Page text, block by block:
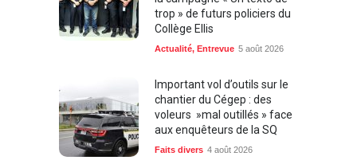
trop » de futurs policiers du
Collège Ellis
Actualité, Entrevue 5 août 2026
Important vol d’outils sur le
chantier du Cégep : des
voleurs »mal outillés » face
aux enquêteurs de la SQ
Faits divers 4 août 2026